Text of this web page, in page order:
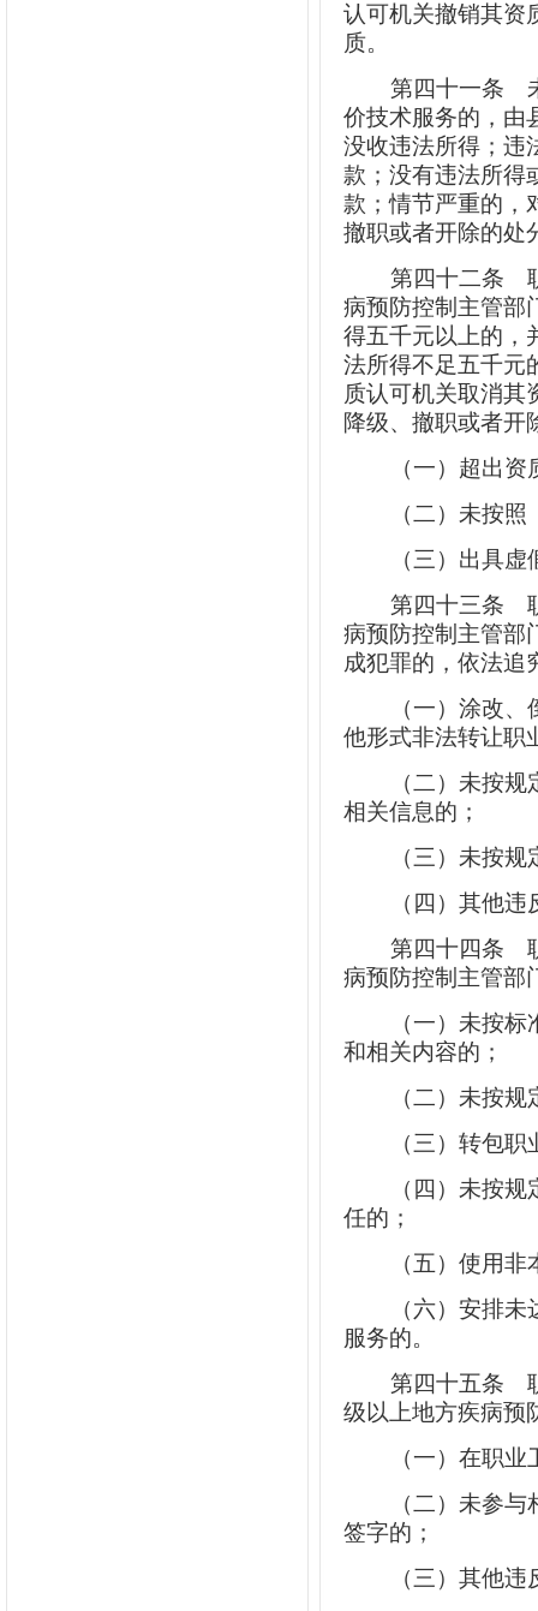
认可机关撤销其资
质。
第四十一条
价技术服务的，由
没收违法所得；违
款；没有违法所得
款；情节严重的，
撤职或者开除的处
第四十二条
病预防控制主管部
得五千元以上的，
法所得不足五千元
质认可机关取消其
降级、撤职或者开
（一）超出
（二）未按
（三）出具
第四十三条
病预防控制主管部
成犯罪的，依法追
（一）涂改
他形式非法转让职
（二）未按
相关信息的；
（三）未按
（四）其他
第四十四条
病预防控制主管部
（一）未按
和相关内容的；
（二）未按
（三）转包
（四）未按
任的；
（五）使用
（六）安排
服务的。
第四十五条
级以上地方疾病预
（一）在职
（二）未参
签字的；
（三）其他